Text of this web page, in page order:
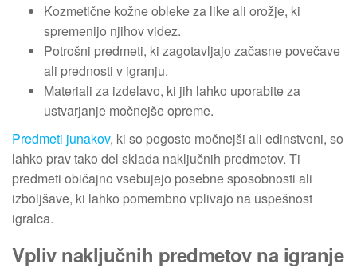
Kozmetične kožne obleke za like ali orožje, ki
spremenijo njihov videz.
Potrošni predmeti, ki zagotavljajo začasne povečave
ali prednosti v igranju.
Materiali za izdelavo, ki jih lahko uporabite za
ustvarjanje močnejše opreme.
Predmeti junakov, ki so pogosto močnejši ali edinstveni, so
lahko prav tako del sklada naključnih predmetov. Ti
predmeti običajno vsebujejo posebne sposobnosti ali
izboljšave, ki lahko pomembno vplivajo na uspešnost
igralca.
Vpliv naključnih predmetov na igranje